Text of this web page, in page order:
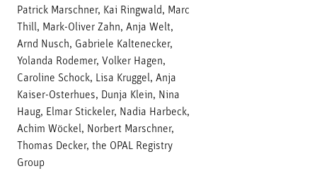
Patrick Marschner, Kai Ringwald, Marc
Thill, Mark-Oliver Zahn, Anja Welt,
Arnd Nusch, Gabriele Kaltenecker,
Yolanda Rodemer, Volker Hagen,
Caroline Schock, Lisa Kruggel, Anja
Kaiser-Osterhues, Dunja Klein, Nina
Haug, Elmar Stickeler, Nadia Harbeck,
Achim Wöckel, Norbert Marschner,
Thomas Decker, the OPAL Registry
Group